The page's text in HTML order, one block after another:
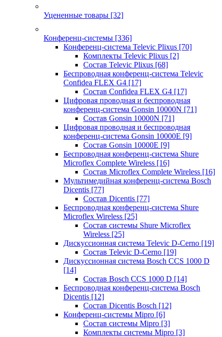
Уцененные товары [32]
Конференц-системы [336]
Конференц-система Televic Plixus [70]
Комплекты Televic Plixus [2]
Состав Televic Plixus [68]
Беспроводная конференц-система Televic
Confidea FLEX G4 [17]
Состав Confidea FLEX G4 [17]
Цифровая проводная и беспроводная
конференц-система Gonsin 10000N [71]
Состав Gonsin 10000N [71]
Цифровая проводная и беспроводная
конференц-система Gonsin 10000E [9]
Состав Gonsin 10000E [9]
Беспроводная конференц-система Shure
Microflex Complete Wireless [16]
Состав Microflex Complete Wireless [16]
Мультимедийная конференц-система Bosch
Dicentis [77]
Состав Dicentis [77]
Беспроводная конференц-система Shure
Microflex Wireless [25]
Состав системы Shure Microflex
Wireless [25]
Дискуссионная система Televic D-Cerno [19]
Состав Televic D-Cerno [19]
Дискуссионная система Bosch CCS 1000 D
[14]
Состав Bosch CCS 1000 D [14]
Беспроводная конференц-система Bosch
Dicentis [12]
Состав Dicentis Bosch [12]
Конференц-системы Mipro [6]
Состав системы Mipro [3]
Комплекты системы Mipro [3]